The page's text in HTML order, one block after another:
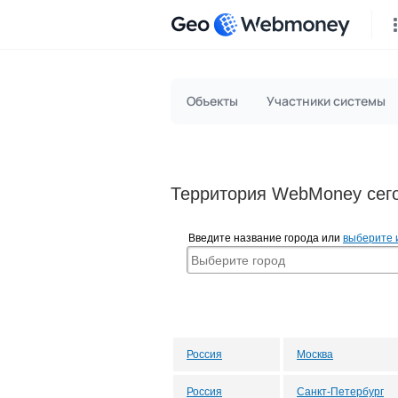
Geo
Объекты Участники системы
Территория WebMoney
Введите название города или выберите
Россия Москва
Россия Санкт-Петербург